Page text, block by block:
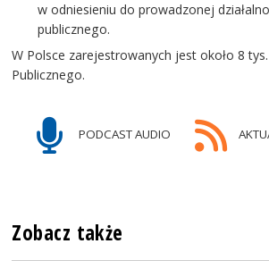
w odniesieniu do prowadzonej
publicznego.
W Polsce zarejestrowanych jest około 8
Publicznego.
PODCAST AUDIO
Zobacz także